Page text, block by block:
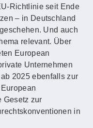
Richtlinie seit Ende
– in Deutschland
Und auch
relevant. Über
European
Unternehmen
2025 ebenfalls zur
Gesetz zur
in